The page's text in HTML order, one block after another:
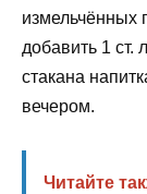
измельчённых
добавить 1 ст.
стакана
вечером.
Читайте